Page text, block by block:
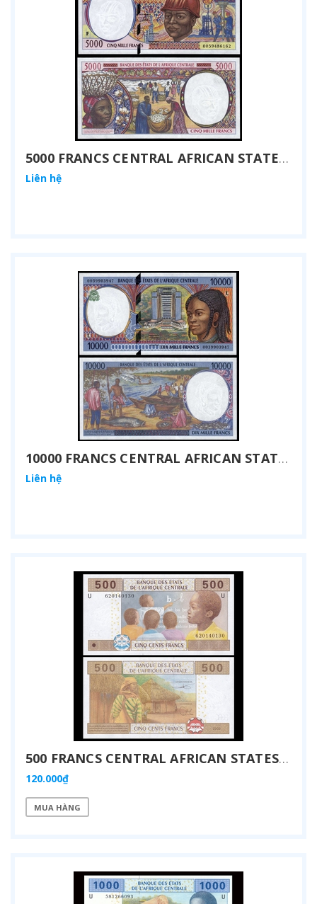
5000 FRANCS CENTRAL AFRICAN STATES 2000
Liên hệ
10000 FRANCS CENTRAL AFRICAN STATES 2000
Liên hệ
500 FRANCS CENTRAL AFRICAN STATES 2002
120.000₫
MUA HÀNG